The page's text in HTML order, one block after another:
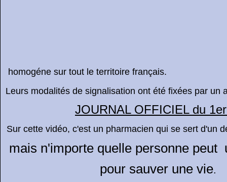
homogéne sur tout le territoire français.
Leurs modalités de signalisation ont été fixées par
JOURNAL OFFICIEL du
Sur cette vidéo, c'est un pharmacien qui se sert d'un
mais n'importe quelle personne peut
pour sauver une vie.